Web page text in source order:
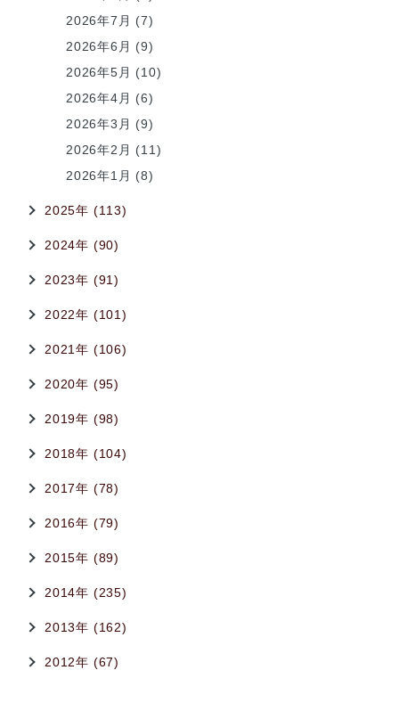
2026年7月 (7)
2026年6月 (9)
2026年5月 (10)
2026年4月 (6)
2026年3月 (9)
2026年2月 (11)
2026年1月 (8)
2025年 (113)
2024年 (90)
2023年 (91)
2022年 (101)
2021年 (106)
2020年 (95)
2019年 (98)
2018年 (104)
2017年 (78)
2016年 (79)
2015年 (89)
2014年 (235)
2013年 (162)
2012年 (67)